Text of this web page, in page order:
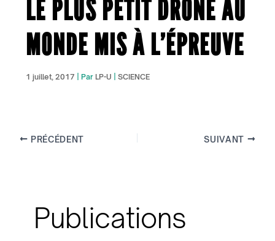
LE PLUS PETIT DRONE AU
MONDE MIS À L’ÉPREUVE
1 juillet, 2017 | Par LP-U SCIENCE
PRÉCÉDENT SUIVANT
Publications